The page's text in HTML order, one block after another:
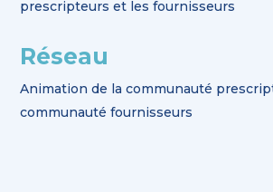
prescripteurs et les fournisseurs
Réseau
Animation de la communauté
communauté fournisseurs